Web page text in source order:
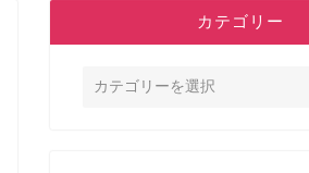
カテゴリー